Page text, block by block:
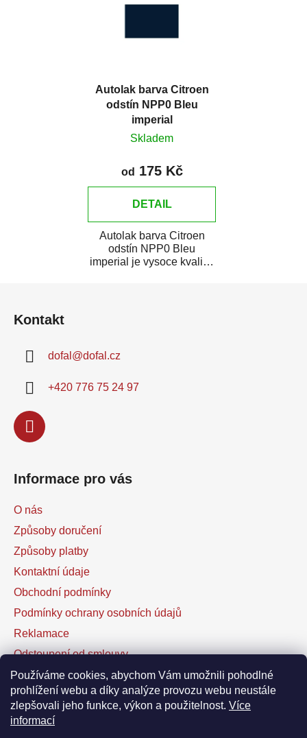
Používáme cookies, abychom Vám umožnili pohodlné
prohlížení webu a díky analýze provozu webu neustále
zlepšovali jeho funkce, výkon a použitelnost. Více
informací
Autolak barva Citroen
odstín NPP0 Bleu
imperial
Skladem
od 175 Kč
DETAIL
Autolak barva Citroen
odstín NPP0 Bleu
imperial je vysoce kvalitní
Kontakt
dofal @dofal.cz
+420 776 75 24 97
Informace pro vás
O nás
Způsoby doručení
Způsoby platby
Kontaktní údaje
Obchodní podmínky
Podmínky ochrany osobních údajů
Reklamace
Odstoupení od smlouvy
Kontaktní formulář
Facebook